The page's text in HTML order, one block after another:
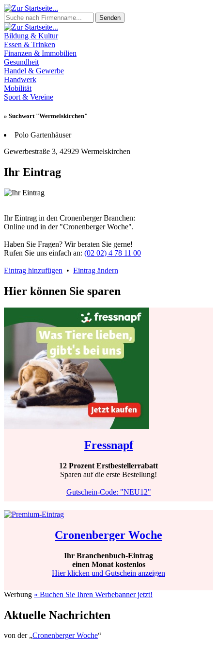
Senden
Bildung & Kultur
Essen & Trinken
Finanzen & Immobilien
Gesundheit
Handel & Gewerbe
Handwerk
Mobilität
Sport & Vereine
» Suchwort "Wermelskirchen"
Polo Gartenhäuser
Gewerbestraße 3, 42929 Wermelskirchen
Ihr Eintrag
Ihr Eintrag in den Cronenberger Branchen:
Online und in der "Cronenberger Woche".
Haben Sie Fragen? Wir beraten Sie gerne!
Rufen Sie uns einfach an: (02 02) 4 78 11 00
Eintrag hinzufügen • Eintrag ändern
Hier können Sie sparen
Fressnapf
12 Prozent Erstbestellerrabatt
Sparen auf die erste Bestellung!
Gutschein-Code: "NEU12"
Cronenberger Woche
Ihr Branchenbuch-Eintrag
einen Monat kostenlos
Hier klicken und Gutschein anzeigen
Werbung » Buchen Sie Ihren Werbebanner jetzt!
Aktuelle Nachrichten
von der „Cronenberger Woche“